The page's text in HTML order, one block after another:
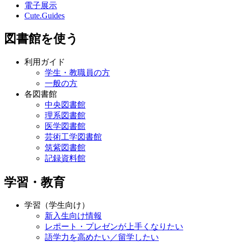
電子展示
Cute.Guides
図書館を使う
利用ガイド
学生・教職員の方
一般の方
各図書館
中央図書館
理系図書館
医学図書館
芸術工学図書館
筑紫図書館
記録資料館
学習・教育
学習（学生向け）
新入生向け情報
レポート・プレゼンが上手くなりたい
語学力を高めたい／留学したい